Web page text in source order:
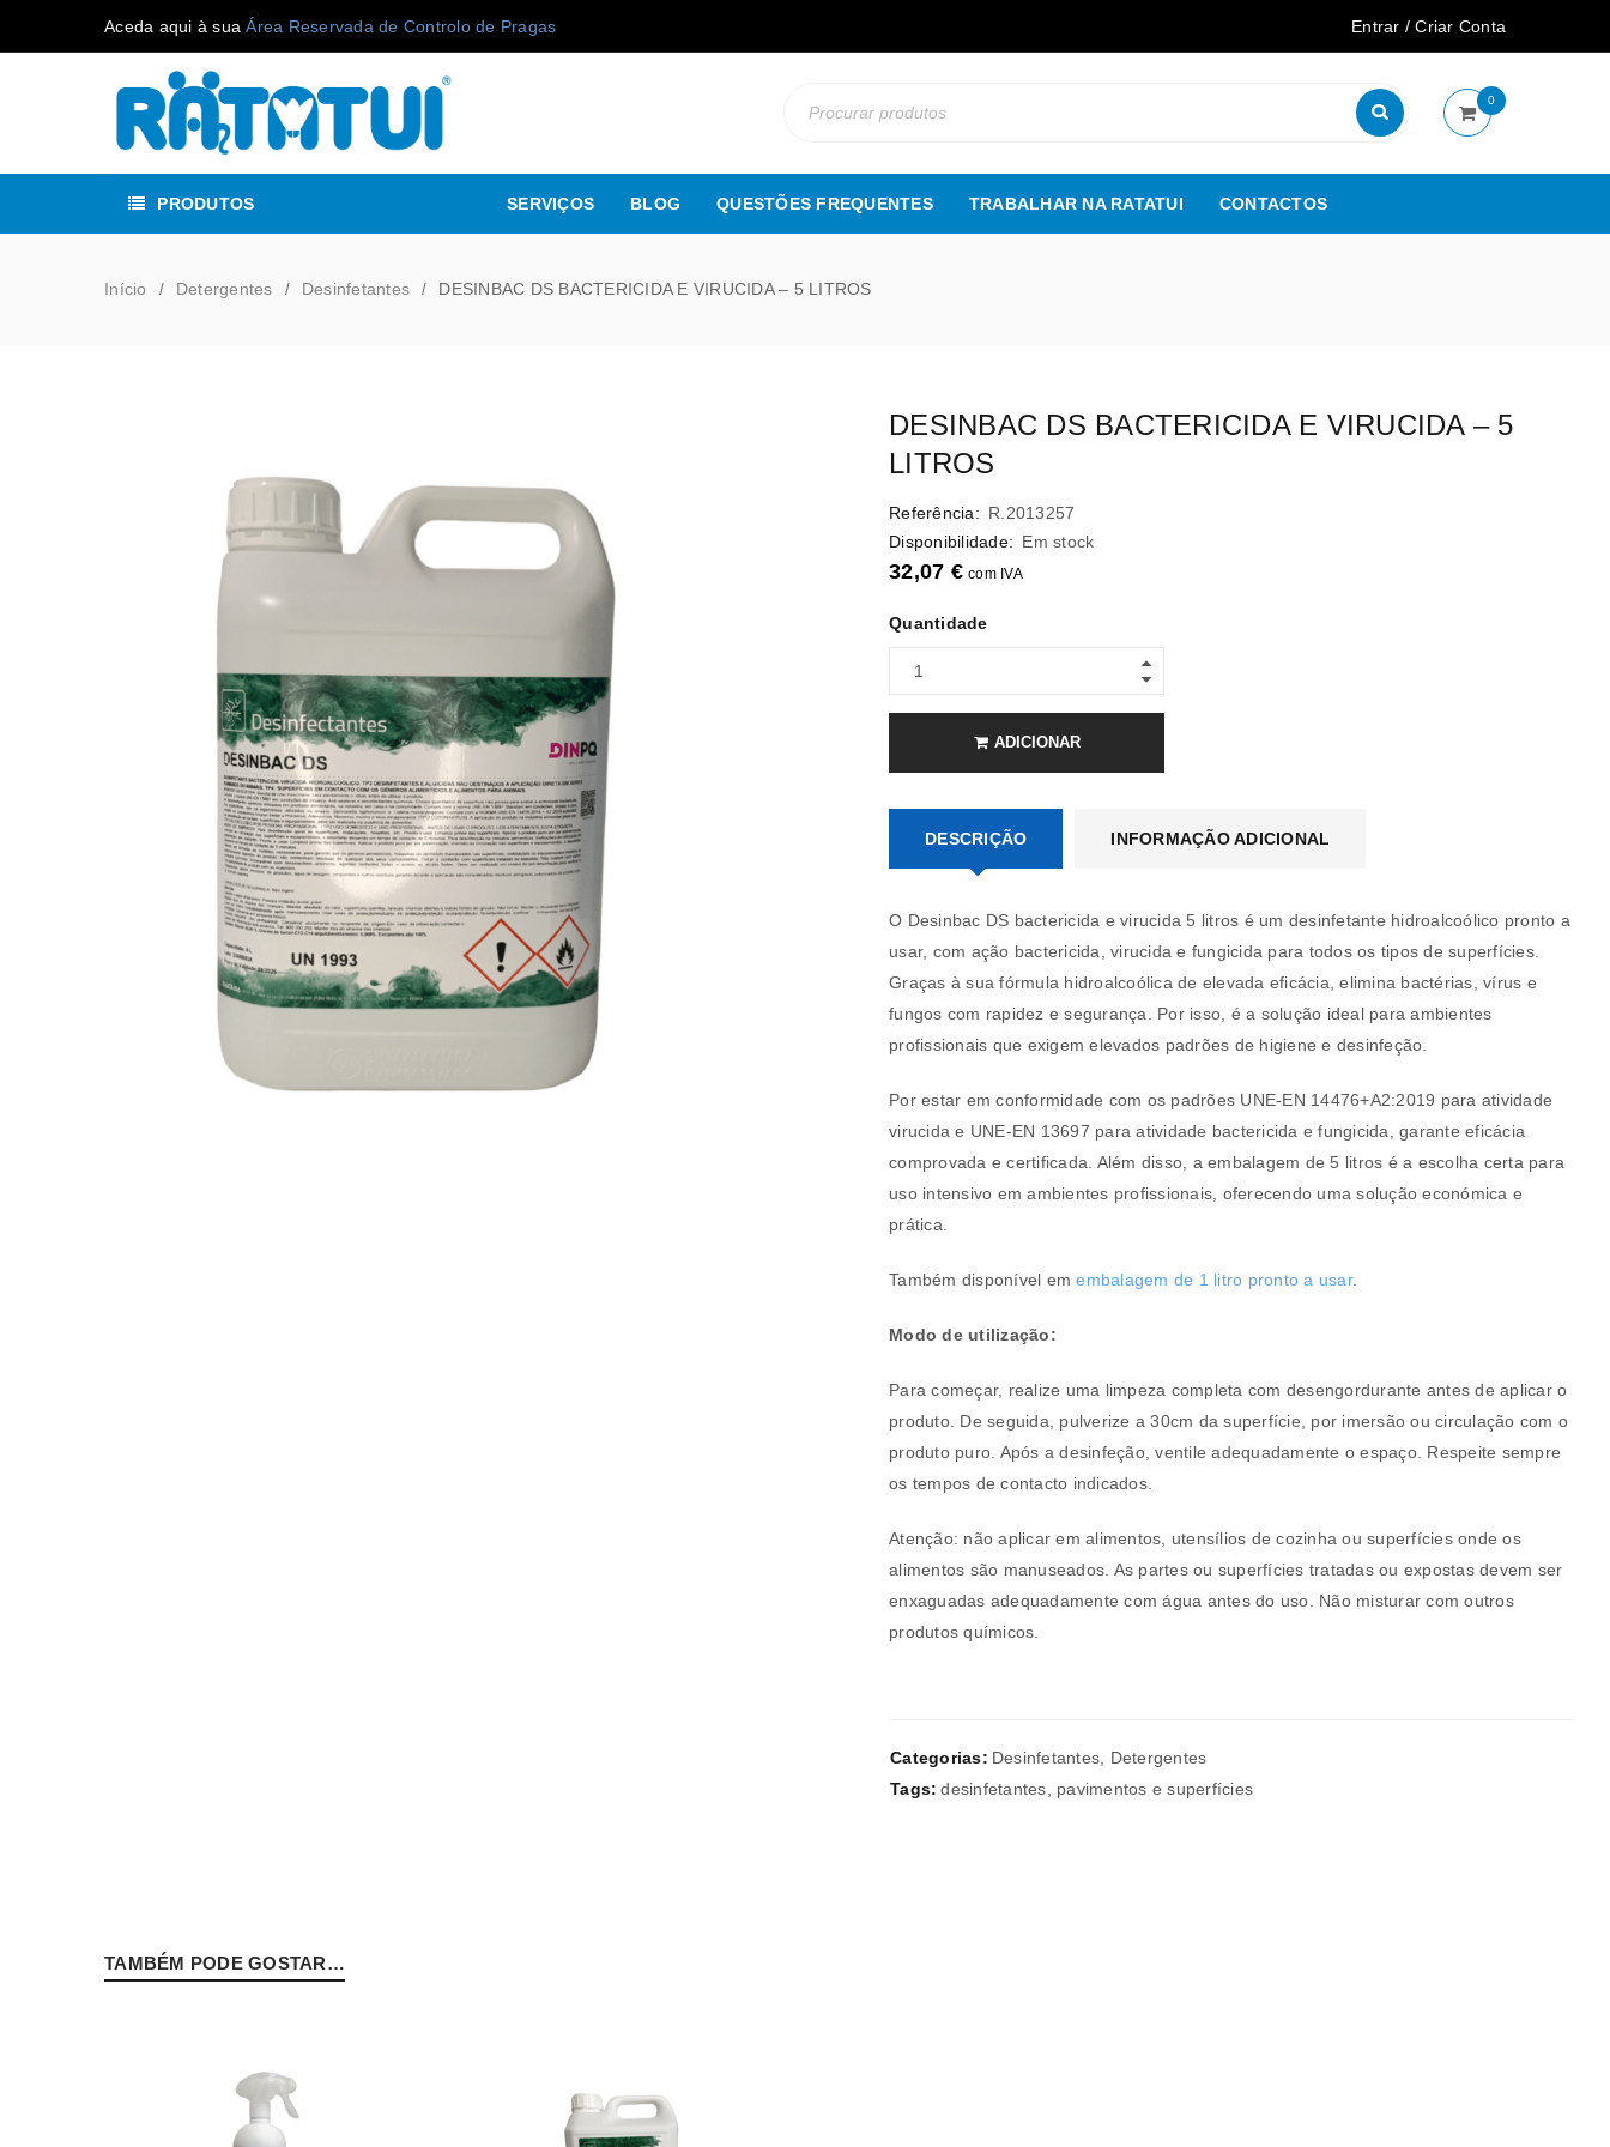
A ligação para definir uma nova senha será enviada para o seu
Aceda aqui à suaÁrea Reservada de Controlo de Pragas Entrar /Criar Conta
0
PRODUTOS SERVIÇOS BLOG QUESTÕES FREQUENTES TRABALHAR NA RATATUI CONTACTOS
Início / Detergentes / Desinfetantes / DESINBAC DS BACTERICIDA E VIRUCIDA – 5 LITROS
DESINBAC DS BACTERICIDA E VIRUCIDA – 5
LITROS
Referência: R.2013257
Disponibilidade: Em stock
32,07 € com IVA
Quantidade
ADICIONAR
DESCRIÇÃO INFORMAÇÃO ADICIONAL
O Desinbac DS bactericida e virucida 5 litros é um desinfetante hidroalcoólico pronto a
usar, com ação bactericida, virucida e fungicida para todos os tipos de superfícies.
Graças à sua fórmula hidroalcoólica de elevada eficácia, elimina bactérias, vírus e
fungos com rapidez e segurança. Por isso, é a solução ideal para ambientes
profissionais que exigem elevados padrões de higiene e desinfeção.
Por estar em conformidade com os padrões UNE-EN 14476+A2:2019 para atividade
virucida e UNE-EN 13697 para atividade bactericida e fungicida, garante eficácia
comprovada e certificada. Além disso, a embalagem de 5 litros é a escolha certa para
uso intensivo em ambientes profissionais, oferecendo uma solução económica e
prática.
Também disponível emembalagem de 1 litro pronto a usar.
Modo de utilização:
Para começar, realize uma limpeza completa com desengordurante antes de aplicar o
produto. De seguida, pulverize a 30cm da superfície, por imersão ou circulação com o
produto puro. Após a desinfeção, ventile adequadamente o espaço. Respeite sempre
os tempos de contacto indicados.
Atenção: não aplicar em alimentos, utensílios de cozinha ou superfícies onde os
alimentos são manuseados. As partes ou superfícies tratadas ou expostas devem ser
enxaguadas adequadamente com água antes do uso. Não misturar com outros
produtos químicos.
Categorias: Desinfetantes
Detergentes
Tags: desinfetantes pavimentos e superfícies
TAMBÉM PODE GOSTAR…